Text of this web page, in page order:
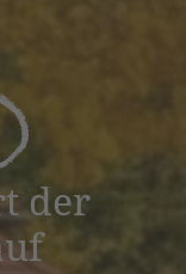
der